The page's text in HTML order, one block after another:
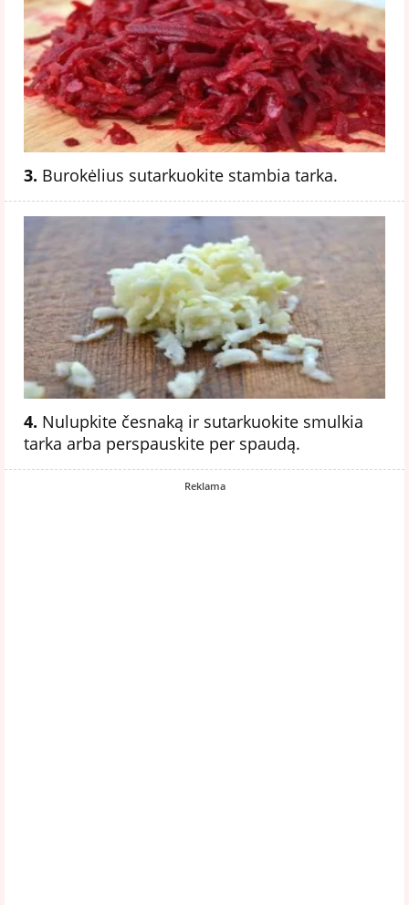
3. Burokėlius sutarkuokite stambia tarka.
4. Nulupkite česnaką ir sutarkuokite smulkia
tarka arba perspauskite per spaudą.
Reklama